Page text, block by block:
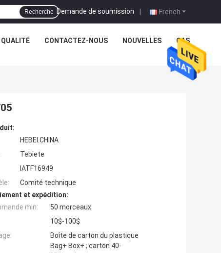
French
Demande de soumission |
Recherche
QUALITÉ CONTACTEZ-NOUS NOUVELLES CAS
HEBEI.CHINA
Tebiete
IATF16949
Comité technique
et expédition:
min:
50 morceaux
10$-100$
Boîte de carton du plastique
Bag+ Box+ ; carton 40-